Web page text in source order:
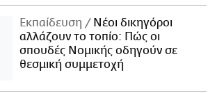
Εκπαίδευση
Νέοι δικηγόροι
αλλάζουν το τοπίο: Πώς οι
σπουδές Νομικής οδηγούν σε
θεσμική συμμετοχή